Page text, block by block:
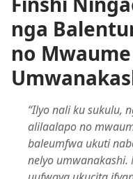
nga
no
“Ilyo nali ku sukulu,
alilaalapo no
baleumfwa ukuti
nelyo